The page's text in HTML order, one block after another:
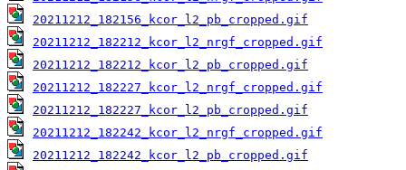
20211212_182156_kcor_l2_pb_cropped.gif
20211212_182212_kcor_l2_nrgf_cropped.gif
20211212_182212_kcor_l2_pb_cropped.gif
20211212_182227_kcor_l2_nrgf_cropped.gif
20211212_182227_kcor_l2_pb_cropped.gif
20211212_182242_kcor_l2_nrgf_cropped.gif
20211212_182242_kcor_l2_pb_cropped.gif